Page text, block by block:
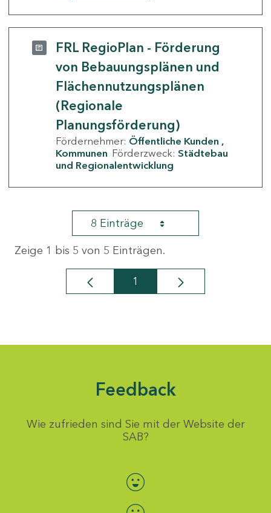
FRL RegioPlan - Förderung
von Bebauungsplänen und
Flächennutzungsplänen
(Regionale
Planungsförderung)
Fördernehmer: Öffentliche Kunden
Kommunen Förderzweck: Städtebau
und Regionalentwicklung
8 Einträge
Zeige 1 bis 5 von 5 Einträgen.
Seite
1
Feedback
Wie zufrieden sind Sie mit der Website der
SAB?
Bewertung auswählen